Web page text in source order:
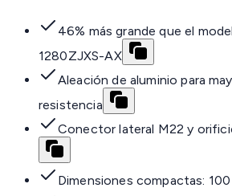
46% más grande que el
1280ZJXS-AX
Aleación de aluminio para
resistencia
Conector lateral M22 y
Dimensiones compactas: